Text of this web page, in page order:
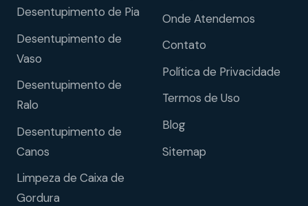
Desentupimento de Pia
Desentupimento de
Vaso
Desentupimento de
Ralo
Desentupimento de
Canos
Limpeza de Caixa de
Gordura
Onde Atendemos
Contato
Política de Privacidade
Termos de Uso
Blog
Sitemap